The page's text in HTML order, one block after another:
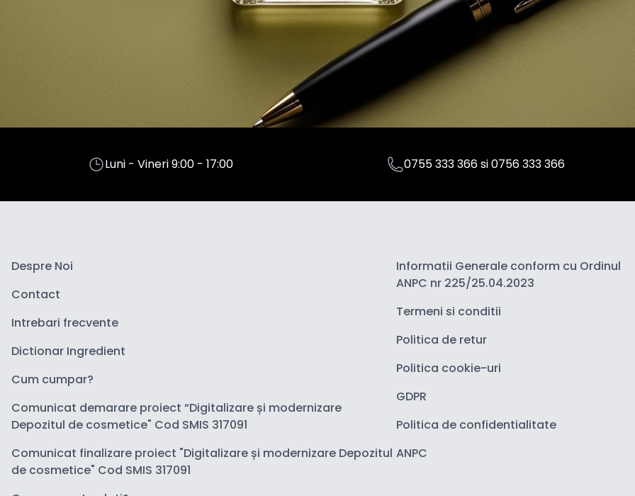
Luni - Vineri 9:00 - 17:00 0755 333 366si0756 333 366
Despre Noi
Contact
Intrebari frecvente
Dictionar Ingredient
Cum cumpar?
Comunicat demarare proiect “Digitalizare și modernizare
Depozitul de cosmetice" Cod SMIS 317091
Comunicat finalizare proiect "Digitalizare și modernizare Depozitul
de cosmetice" Cod SMIS 317091
Informatii Generale conform cu Ordinul
ANPC nr 225/25.04.2023
Termeni si conditii
Politica de retur
Politica cookie-uri
GDPR
Politica de confidentialitate
ANPC